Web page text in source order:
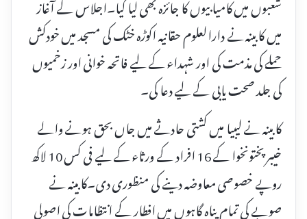
میں کابینہ نے دارالعلوم حقانیہ اکوڑہ خٹک کی مسجد میں خودکش
حملے کی مذمت کی اور شہداء کے لیے فاتحہ خوانی اور زخمیوں
کی جلد صحت یابی کے لیے دعا کی۔
کابینہ نے لیبیا میں کشتی حادثے میں جاں بحق ہونے والے
خیبرپختونخوا کے 16 افراد کے ورثاء کے لیے فی کس 10 لاکھ
روپے خصوصی معاوضہ دینے کی منظوری دی۔کابینہ نے
صوبے کی تمام پناہ گاہوں میں افطار کے انتظامات کی اصولی